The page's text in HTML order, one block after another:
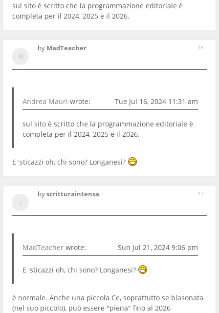
sul sito è scritto che la programmazione editoriale è
completa per il 2024, 2025 e il 2026.
16
by MadTeacher
Andrea Mauri wrote: Tue Jul 16, 2024 11:31 am
sul sito è scritto che la programmazione editoriale è
completa per il 2024, 2025 e il 2026.
E 'sticazzi oh, chi sono? Longanesi?
17
byscritturaintensa
MadTeacher wrote: Sun Jul 21, 2024 9:06 pm
E 'sticazzi oh, chi sono? Longanesi?
è normale. Anche una piccola Ce, soprattutto se blasonata
(nel suo piccolo), può essere "piena" fino al 2026